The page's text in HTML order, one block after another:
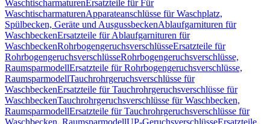
WaschtischarmaturenErsatzteile für Für
WaschtischarmaturenApparateanschlüsse für Waschplatz,
Spülbecken, Geräte und AusgussbeckenAblaufgarnituren für
WaschbeckenErsatzteile für Ablaufgarnituren für
WaschbeckenRohrbogengeruchsverschlüsseErsatzteile für
RohrbogengeruchsverschlüsseRohrbogengeruchsverschlüsse,
RaumsparmodellErsatzteile für Rohrbogengeruchsverschlüsse,
RaumsparmodellTauchrohrgeruchsverschlüsse für
WaschbeckenErsatzteile für Tauchrohrgeruchsverschlüsse für
WaschbeckenTauchrohrgeruchsverschlüsse für Waschbecken,
RaumsparmodellErsatzteile für Tauchrohrgeruchsverschlüsse für
Waschbecken, RaumsparmodellUP-GeruchsverschlüsseErsatzteile